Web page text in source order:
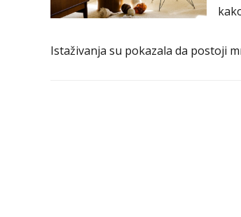
Istaživanja su pokazala da postoji